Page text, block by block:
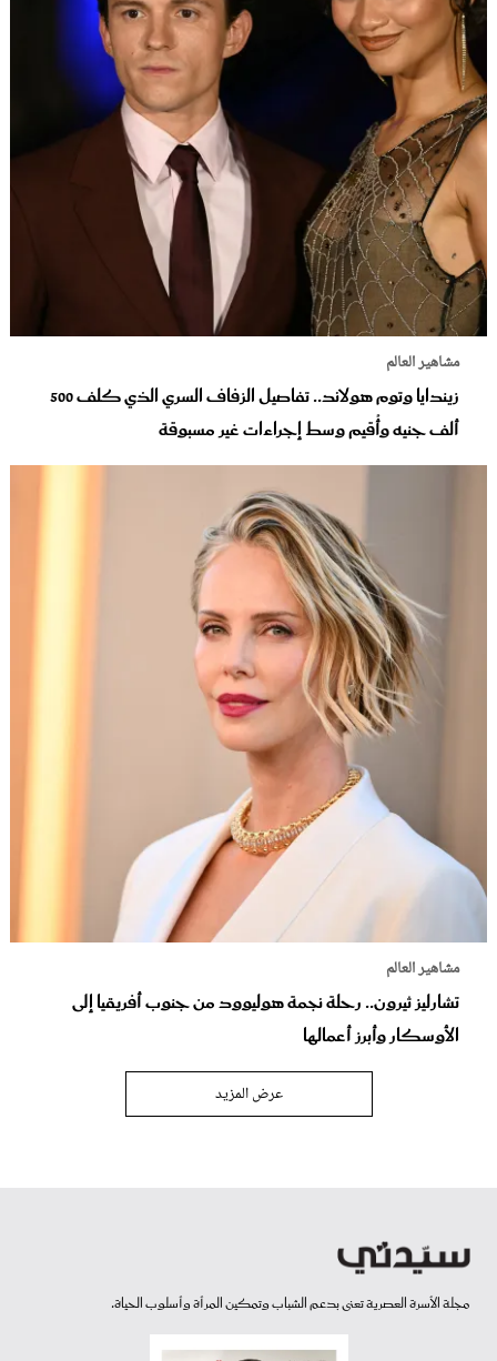
مشاهير العالم
زيندايا وتوم هولاند.. تفاصيل الزفاف السري الذي كلف 500
ألف جنيه وأُقيم وسط إجراءات غير مسبوقة
مشاهير العالم
تشارليز ثيرون.. رحلة نجمة هوليوود من جنوب أفريقيا إلى
الأوسكار وأبرز أعمالها
عرض المزيد
مجلة الأسرة العصرية تعنى بدعم الشباب وتمكين المرأة وأسلوب الحياة.